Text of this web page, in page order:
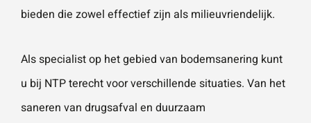
bieden die zowel effectief zijn als milieuvriendelijk.
Als specialist op het gebied van bodemsanering kunt
u bij NTP terecht voor verschillende situaties. Van het
saneren van drugsafval en duurzaam